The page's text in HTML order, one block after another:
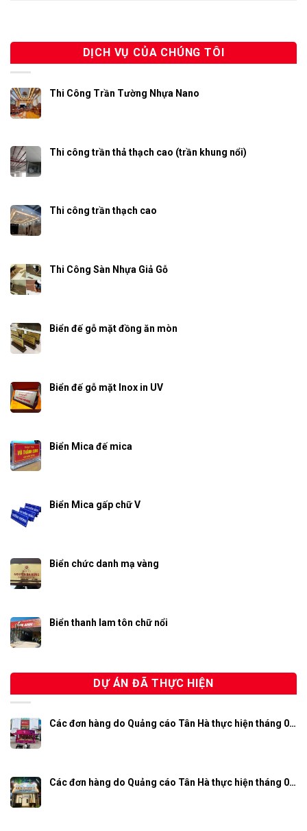
DỊCH VỤ CỦA CHÚNG TÔI
Thi Công Trần Tường Nhựa Nano
Thi công trần thả thạch cao (trần khung nổi)
Thi công trần thạch cao
Thi Công Sàn Nhựa Giả Gỗ
Biển đế gỗ mặt đồng ăn mòn
Biển đế gỗ mặt Inox in UV
Biển Mica đế mica
Biển Mica gấp chữ V
Biển chức danh mạ vàng
Biển thanh lam tôn chữ nổi
DỰ ÁN ĐÃ THỰC HIỆN
Các đơn hàng do Quảng cáo Tân Hà thực hiện tháng 0…
Các đơn hàng do Quảng cáo Tân Hà thực hiện tháng 0…